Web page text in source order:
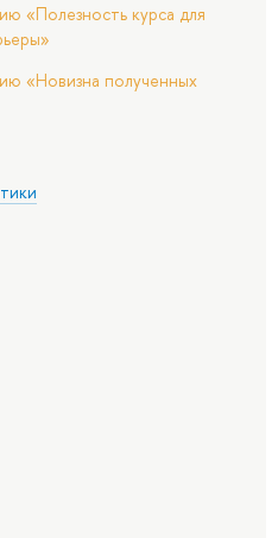
«Полезность курса для
«Новизна полученных